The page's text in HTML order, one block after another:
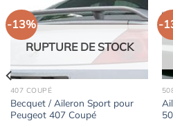
-13%
RUPTURE DE STOCK
407 COUPÉ
Becquet / Aileron Sport pour
Peugeot 407 Coupé
-